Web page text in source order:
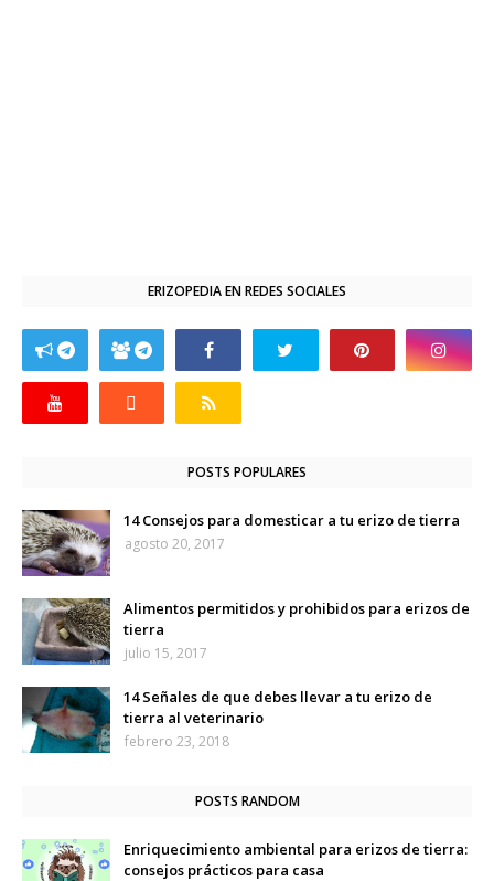
ERIZOPEDIA EN REDES SOCIALES
POSTS POPULARES
14 Consejos para domesticar a tu erizo de tierra
agosto 20, 2017
Alimentos permitidos y prohibidos para erizos de
tierra
julio 15, 2017
14 Señales de que debes llevar a tu erizo de
tierra al veterinario
febrero 23, 2018
POSTS RANDOM
Enriquecimiento ambiental para erizos de tierra:
consejos prácticos para casa